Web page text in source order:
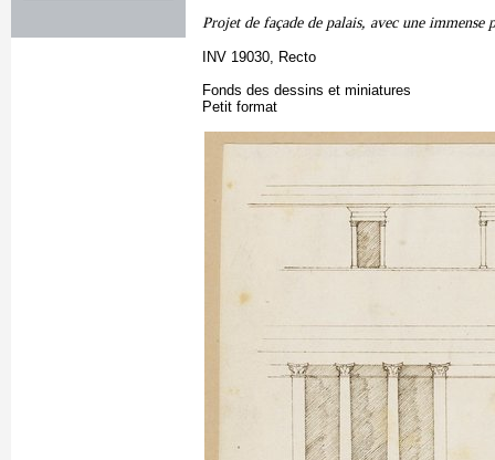
Projet de façade de palais, avec une immense
INV 19030, Recto
Fonds des dessins et miniatures
Petit format